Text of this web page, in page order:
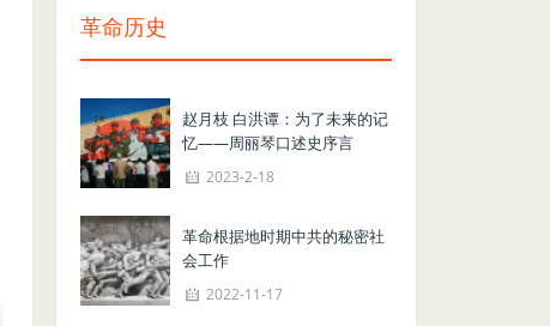
革命历史
赵月枝 白洪谭：为了未来的记
忆——周丽琴口述史序言
2023-2-18
革命根据地时期中共的秘密社
会工作
2022-11-17